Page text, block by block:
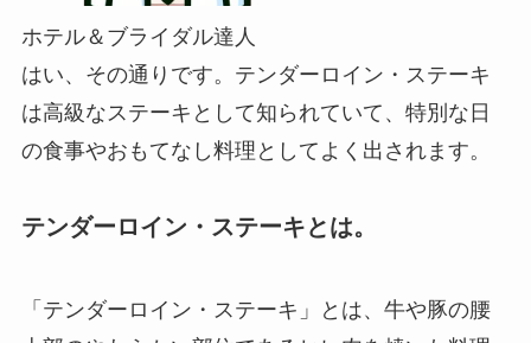
ホテル＆ブライダル達人
はい、その通りです。テンダーロイン・ステーキ
は高級なステーキとして知られていて、特別な日
の食事やおもてなし料理としてよく出されます。
テンダーロイン・ステーキとは。
「テンダーロイン・ステーキ」とは、牛や豚の腰